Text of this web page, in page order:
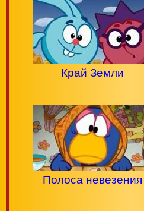
Край Земли
Полоса невезения